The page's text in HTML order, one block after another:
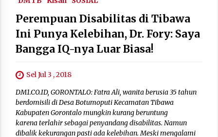
Perempuan Disabilitas di Tibawa
Ini Punya Kelebihan, Dr. Fory: Saya
Bangga IQ-nya Luar Biasa!
Sel Jul 3 , 2018
DM1.CO.ID, GORONTALO: Fatra Ali, wanita berusia 35 tahun
berdomisili di Desa Botumoputi Kecamatan Tibawa
Kabupaten Gorontalo mungkin kurang beruntung
karena terlahir sebagai penyandang disabilitas. Namun
dibalik kekurangan pasti ada kelebihan. Meski mengalami